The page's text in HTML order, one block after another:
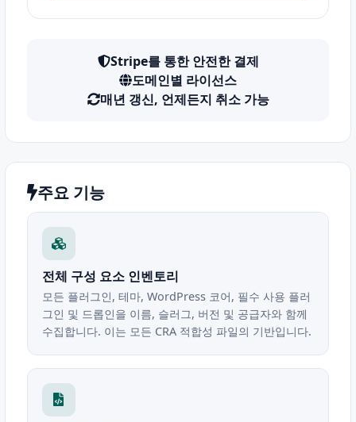
Stripe를 통한 안전한 결제
도메인별 라이선스
매년 갱신, 언제든지 취소 가능
주요 기능
전체 구성 요소 인벤토리
모든 플러그인, 테마, WordPress 코어, 필수 사용 플러
그인 및 드롭인을 이름, 슬러그, 버전 및 공급자와 함께
수집합니다. 이는 모든 CRA 적합성 파일의 기반입니다.